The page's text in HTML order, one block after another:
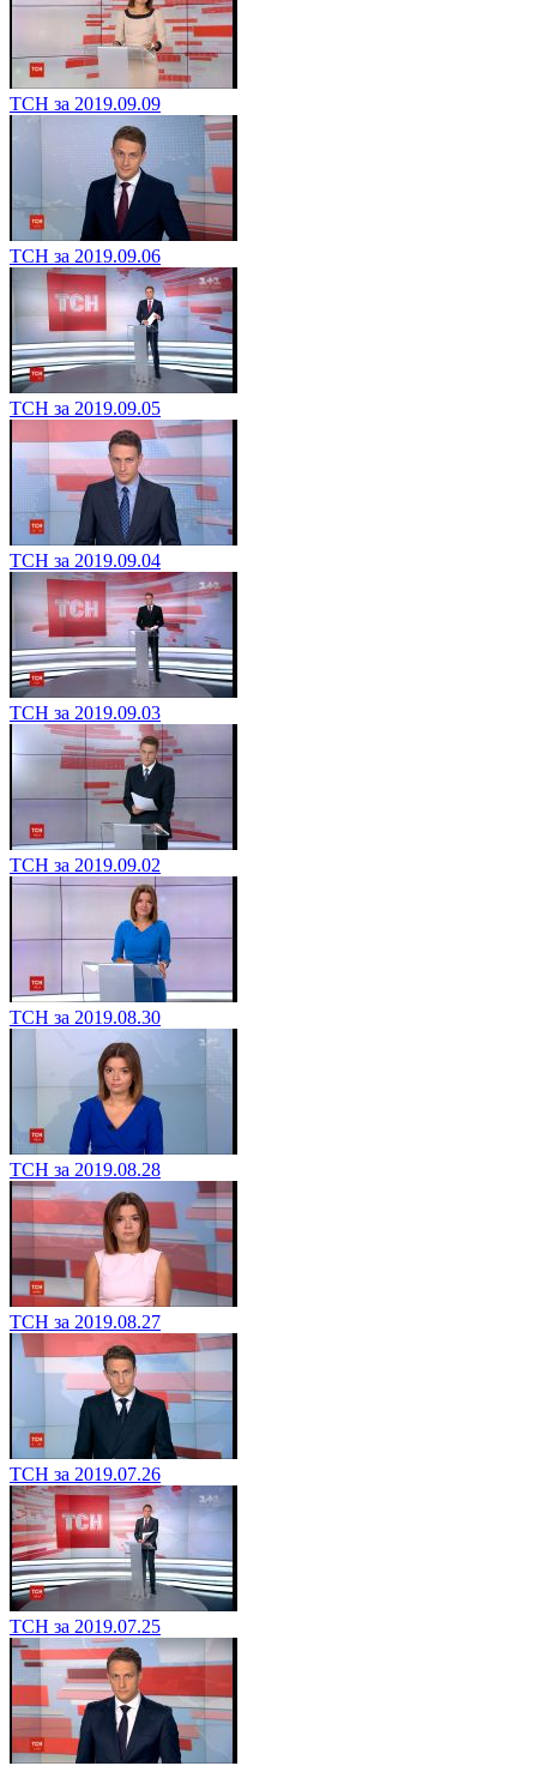
ТСН за 2019.09.09
ТСН за 2019.09.06
ТСН за 2019.09.05
ТСН за 2019.09.04
ТСН за 2019.09.03
ТСН за 2019.09.02
ТСН за 2019.08.30
ТСН за 2019.08.28
ТСН за 2019.08.27
ТСН за 2019.07.26
ТСН за 2019.07.25